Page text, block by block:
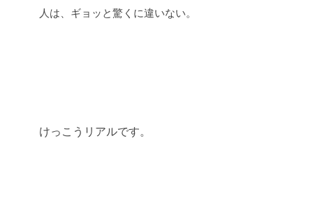
人は、ギョッと驚くに違いない。
けっこうリアルです。